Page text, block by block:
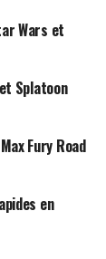
Wars et
Splatoon
Fury Road
en